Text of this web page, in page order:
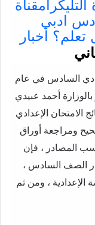
التليكرامقناة
ادبي
تعلم؟ أخبار
السادس في عام
بالوزارة أحمد عبيدي
الامتحان الإعدادي
عام 2021 بعد تصحيح ومراجعة أوراق
المصادر ، فإن
الصف السادس ،
الإعدادية ، ومن ثم